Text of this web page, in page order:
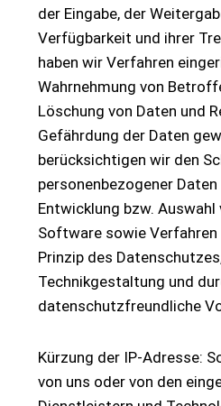
der Eingabe, der
Verfügbarkeit und ihrer
haben wir Verfahren
Wahrnehmung von
Löschung von Daten und
Gefährdung der Daten
berücksichtigen wir den
personenbezogener
Entwicklung bzw. Auswahl
Software sowie
Prinzip des
Technikgestaltung und
datenschutzfreundliche
Kürzung der IP-Adresse:
von uns oder von den